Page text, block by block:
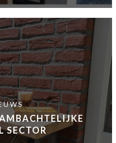
SECTOR